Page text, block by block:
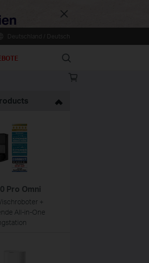
Close
Search
Online
Pro Omni
+
All-in-One